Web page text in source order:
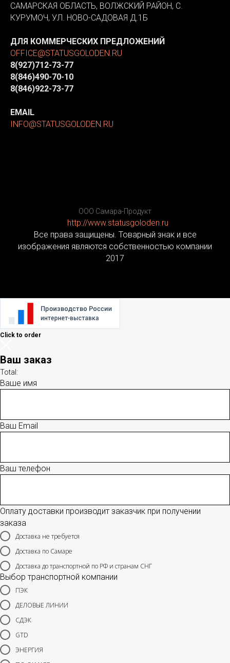
САМАРСКАЯ ОБЛАСТЬ, ВОЛЖСКИЙ РАЙОН, С.
КУРУМОЧ, УЛ. НОВО-САДОВАЯ Д.1Б
ДЛЯ КОММЕРЧЕСКИХ ПРЕДЛОЖЕНИЙ
OFFICE@STATUSGOLODEN.RU
8(927)712-73-77
8(846)490-70-10
8(846)922-73-77
EMAIL
INFO@STATUSGOLODEN.RU
ООО Самара-Продукт
http://www.statusgoloden.ru
Все права защищены. Товарный знак и все
изображения являются собственностью компании
2017
Click to order
Ваш заказ
Total:
Ваше имя
Ваш Email
Ваш телефон
Оплату доставки производит заказчик при получении
заказа
Доставка не требуется
Доставка по Самаре
Доставка до транспортной по РФ и странам СНГ
Выбор транспортной компании
ПЭК
ДЕЛОВЫЕ ЛИНИИ
СДЭК
GTD
ЭНЕРГИЯ